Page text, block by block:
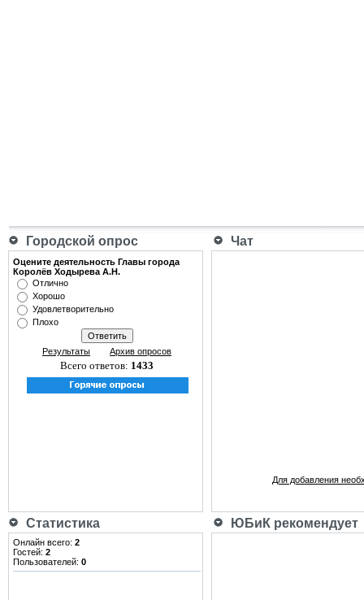
Городской опрос Чат
Оцените деятельность Главы города
Королёв Ходырева А.Н.
Отлично
Хорошо
Удовлетворительно
Плохо
Результаты Архив опросов
Всего ответов: 1433
Для добавления
Статистика ЮБиК рекомендует
Онлайн всего: 2
Гостей: 2
Пользователей: 0